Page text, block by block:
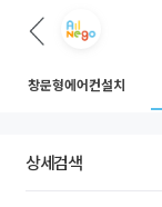
창문형에어컨설치
상세검색